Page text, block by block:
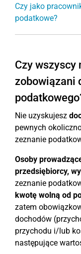
Czy jako
podatkowe?
Czy wszyscy
zobowiązani
Nie uzyskujesz
pewnych
zeznanie
Osoby
przedsiębiorcy,
zeznanie
kwotę wolną od
zatem
dochodów
przychodu i/lub
następujące